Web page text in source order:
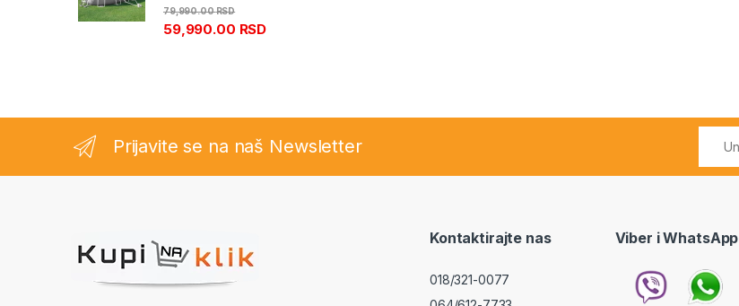
59,990.00 RSD
79,990.00RSD
Prijavite se na naš Newsletter
Kontaktirajte nas
018/321-0077
Viber i WhatsApp